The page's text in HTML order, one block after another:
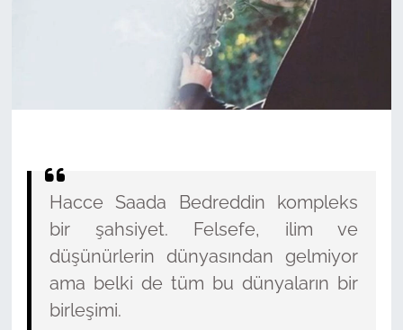
Hacce Saada Bedreddin kompleks
bir şahsiyet. Felsefe, ilim ve
düşünürlerin dünyasından gelmiyor
ama belki de tüm bu dünyaların bir
birleşimi.